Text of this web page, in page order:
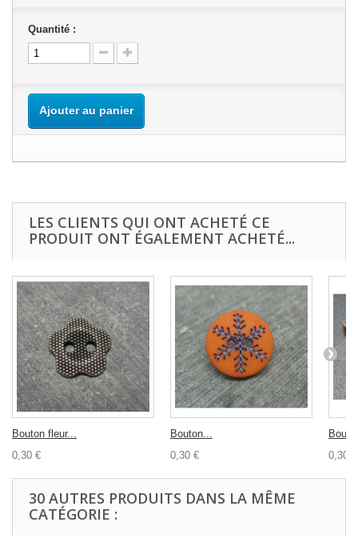
Quantité :
Ajouter au panier
LES CLIENTS QUI ONT ACHETÉ CE
PRODUIT ONT ÉGALEMENT ACHETÉ...
Bouton fleur...
0,30 €
Bouton...
0,30 €
0,30 €
30 AUTRES PRODUITS DANS LA MÊME
CATÉGORIE :